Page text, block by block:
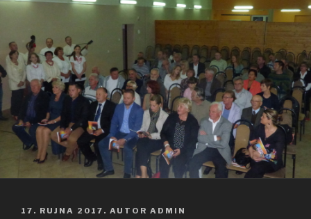
OBJAVLJENO
17. RUJNA 2017. AUTOR ADMIN